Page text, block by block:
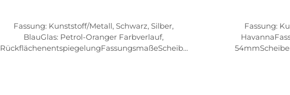
Fassung: Kunststoff/Metall, Schwarz, Silber,
BlauGlas: Petrol-Oranger Farbverlauf,
RückflächenentspiegelungFassungsmaßeScheibe
Fassung: